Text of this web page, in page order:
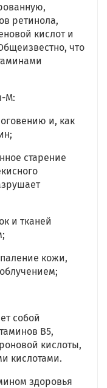
ретинола,
кислот и
что
М:
и, как
старение
и тканей
кожи,
собой
В5,
кислоты,
кислотами.
здоровья